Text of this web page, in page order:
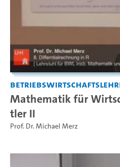
Mathematik für
tler II
Prof. Dr. Michael Merz